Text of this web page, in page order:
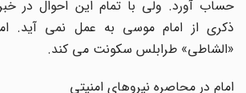
حساب آورد. ولى با تمام این احوال در
ذکرى از امام موسى به عمل نمى آید.
«الشاطى» طرابلس سکونت مى کند.
امام در محاصره نیروهاى امنیتى